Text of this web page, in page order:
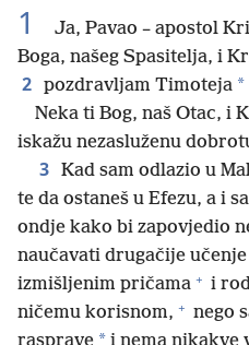
1
Ja, Pavao – apostol
Boga, našeg Spasitelja, i
2 pozdravljam Timoteja *
Neka ti Bog, naš Otac, i
iskažu nezasluženu
3 Kad sam odlazio u
te da ostaneš u Efezu, a i
ondje kako bi zapovjedio
naučavati drugačije učenje
izmišljenim pričama + i
ničemu korisnom, + nego